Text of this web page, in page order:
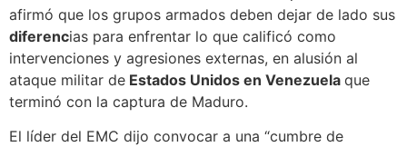
afirmó que los grupos armados deben dejar de lado sus
diferencias para enfrentar lo que calificó como
intervenciones y agresiones externas, en alusión al
ataque militar de Estados Unidos en Venezuela que
terminó con la captura de Maduro.
El líder del EMC dijo convocar a una “cumbre de